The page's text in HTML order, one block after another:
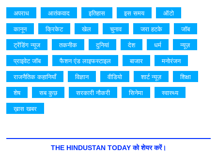
अपराध आतंकवाद इतिहास इस समय
ऑटो
कानून
क्रिकेट खेल चुनाव जरा हटके
जॉब
ट्रेंडिंग न्यूज
तकनीक दुनियां देश धर्म
न्यूज़
प्राइवेट जॉब
फैशन एंड लाइफस्टाइल बाजार
मनोरंजन
राजनैतिक कहानियाँ
विज्ञान वीडियो शार्ट न्यूज़
शिक्षा
शेष
सब कुछ सरकारी नौकरी सिनेमा
स्वास्थ्य
ख़ास खबर
THE HINDUSTAN TODAY को शेयर करें।